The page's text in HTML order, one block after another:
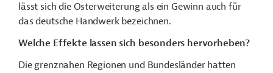
lässt sich die Osterweiterung als ein Gewinn auch für
das deutsche Handwerk bezeichnen.
Welche Effekte lassen sich besonders hervorheben?
Die grenznahen Regionen und Bundesländer hatten